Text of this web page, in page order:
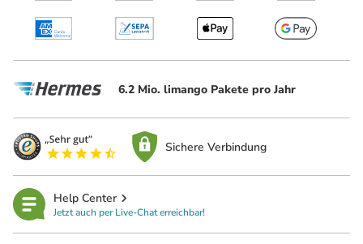
6.2 Mio. limango Pakete pro Jahr
Sichere Verbindung
Help Center
Jetzt auch per Live-Chat erreichbar!